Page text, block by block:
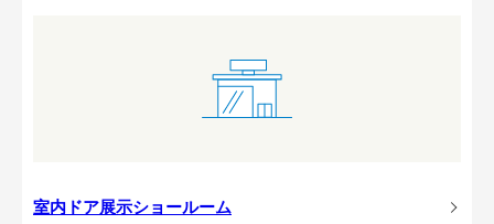
室内ドア展示ショールーム